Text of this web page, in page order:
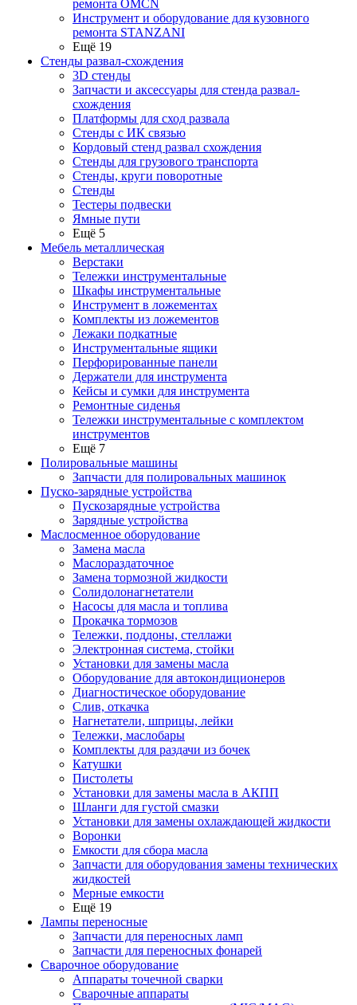
ремонта OMCN
Инструмент и оборудование для кузовного
ремонта STANZANI
Ещё 19
Стенды развал-схождения
3D стенды
Запчасти и аксессуары для стенда развал-
схождения
Платформы для сход развала
Стенды с ИК связью
Кордовый стенд развал схождения
Стенды для грузового транспорта
Стенды, круги поворотные
Стенды
Тестеры подвески
Ямные пути
Ещё 5
Мебель металлическая
Верстаки
Тележки инструментальные
Шкафы инструментальные
Инструмент в ложементах
Комплекты из ложементов
Лежаки подкатные
Инструментальные ящики
Перфорированные панели
Держатели для инструмента
Кейсы и сумки для инструмента
Ремонтные сиденья
Тележки инструментальные с комплектом
инструментов
Ещё 7
Полировальные машины
Запчасти для полировальных машинок
Пуско-зарядные устройства
Пускозарядные устройства
Зарядные устройства
Маслосменное оборудование
Замена масла
Маслораздаточное
Замена тормозной жидкости
Солидолонагнетатели
Насосы для масла и топлива
Прокачка тормозов
Тележки, поддоны, стеллажи
Электронная система, стойки
Установки для замены масла
Оборудование для автокондиционеров
Диагностическое оборудование
Слив, откачка
Нагнетатели, шприцы, лейки
Тележки, маслобары
Комплекты для раздачи из бочек
Катушки
Пистолеты
Установки для замены масла в АКПП
Шланги для густой смазки
Установки для замены охлаждающей жидкости
Воронки
Емкости для сбора масла
Запчасти для оборудования замены технических
жидкостей
Мерные емкости
Ещё 19
Лампы переносные
Запчасти для переносных ламп
Запчасти для переносных фонарей
Сварочное оборудование
Аппараты точечной сварки
Сварочные аппараты